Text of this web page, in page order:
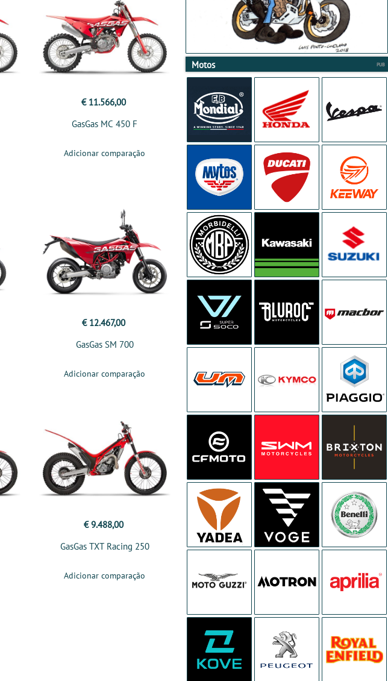
€ 11.566,00
GasGas MC 450 F
Adicionar comparação
€ 12.467,00
GasGas SM 700
Adicionar comparação
€ 9.488,00
GasGas TXT Racing 250
Adicionar comparação
Motos